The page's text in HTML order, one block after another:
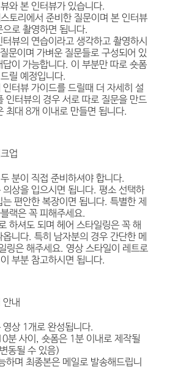
와 본 인터뷰가 있습니다.
토리에서 준비한 질문이며 본 인터뷰
로 촬영하면 됩니다.
뷰의 연습이라고 생각하고 촬영하시
문이며 가벼운 질문들로 구성되어 있
이 가능합니다. 이 부분만 따로 숏폼
릴 예정입니다.
터뷰 가이드를 드릴때 더 자세히 설
인터뷰의 경우 서로 따로 질문을 만드
최대 8개 이내로 만들면 됩니다.
업
분이 직접 준비하셔야 합니다.
상을 입으시면 됩니다. 평소 선택하
편안한 복장이면 됩니다. 특별한 제
랙은 꼭 피해주세요.
하셔도 되며 헤어 스타일링은 꼭 해
니다. 특히 남자분의 경우 간단한 메
링은 해주세요. 영상 스타일이 레트로
부분 참고하시면 됩니다.
내
상 1개로 완성됩니다.
분 사이, 숏폼은 1분 이내로 제작될
동될 수 있음)
하며 최종본은 메일로 발송해드립니